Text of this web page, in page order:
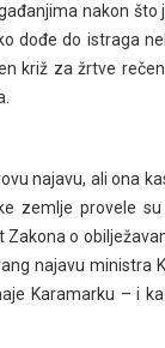
nakon
dođe do istraga
križ za žrtve
najavu, ali ona
zemlje provele
o
najavu ministra
Karamarku – i